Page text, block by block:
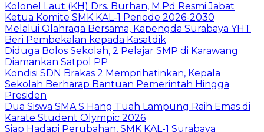
Kolonel Laut (KH) Drs. Burhan, M.Pd Resmi Jabat
Ketua Komite SMK KAL-1 Periode 2026-2030
Melalui Olahraga Bersama, Kapengda Surabaya YHT
Beri Pembekalan kepada Kasatdik
Diduga Bolos Sekolah, 2 Pelajar SMP di Karawang
Diamankan Satpol PP
Kondisi SDN Brakas 2 Memprihatinkan, Kepala
Sekolah Berharap Bantuan Pemerintah Hingga
Presiden
Dua Siswa SMA S Hang Tuah Lampung Raih Emas di
Karate Student Olympic 2026
Siap Hadapi Perubahan, SMK KAL-1 Surabaya